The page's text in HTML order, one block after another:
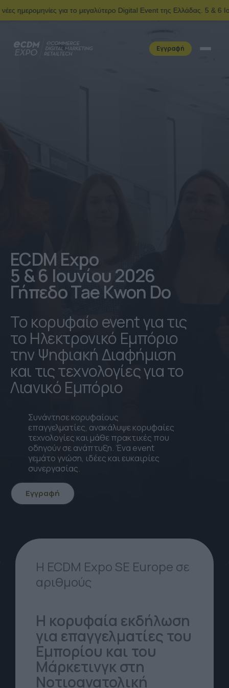
μεγαλύτερο Digital Event της Ελλάδας. 5 & 6 Ιουνίου | Ολυμπιακό
Εγγραφή
ECDM Expo
5 & 6 Ιουνίου 2026
Γήπεδο Tae Kwon Do
Το κορυφαίο event για τις
το Ηλεκτρονικό Εμπόριο
την Ψηφιακή Διαφήμιση
και τις τεχνολογίες για το
Λιανικό Εμπόριο
Συνάντησε κορυφαίους
επαγγελματίες, ανακάλυψε κορυφαίες
τεχνολογίες και μάθε πρακτικές που
οδηγούν σε ανάπτυξη. Ένα event
γεμάτο γνώση, ιδέες και ευκαιρίες
συνεργασίας.
Εγγραφή
Η ECDM Expo SE Europe σε
αριθμούς
Η κορυφαία εκδήλωση
για επαγγελματίες του
Εμπορίου και του
Μάρκετινγκ στη
Νοτιοανατολική